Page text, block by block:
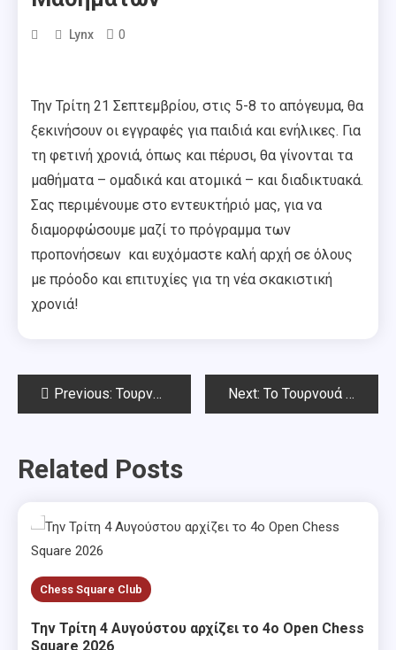
Lynx 0
Την Τρίτη 21 Σεπτεμβρίου, στις 5-8 το απόγευμα, θα
ξεκινήσουν οι εγγραφές για παιδιά και ενήλικες. Για
τη φετινή χρονιά, όπως και πέρυσι, θα γίνονται τα
μαθήματα – ομαδικά και ατομικά – και διαδικτυακά.
Σας περιμένουμε στο εντευκτήριό μας, για να
διαμορφώσουμε μαζί το πρόγραμμα των
προπονήσεων και ευχόμαστε καλή αρχή σε όλους
με πρόοδο και επιτυχίες για τη νέα σκακιστική
χρονιά!
PostPrevious: Τουρνουά Rapid Σεπτεμβρίου Chess Square 2021 Next: Το Τουρνουά του Σεπτέμβρη Chess Square 2021
Related Posts
Chess Square Club
Την Τρίτη 4 Αυγούστου αρχίζει το 4ο Open Chess
Square 2026